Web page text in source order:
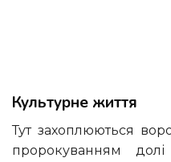
Культурне життя
Тут захоплюються ворожінням за картами Таро,
пророкуванням